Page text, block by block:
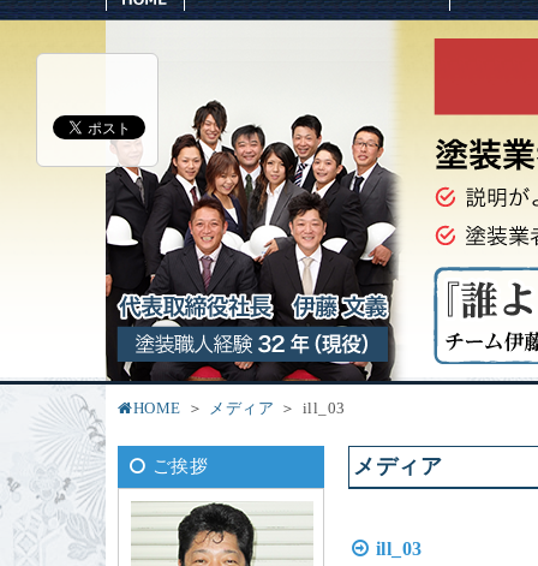
HOME メディア ill_03
ご挨拶 メディア
ill_03